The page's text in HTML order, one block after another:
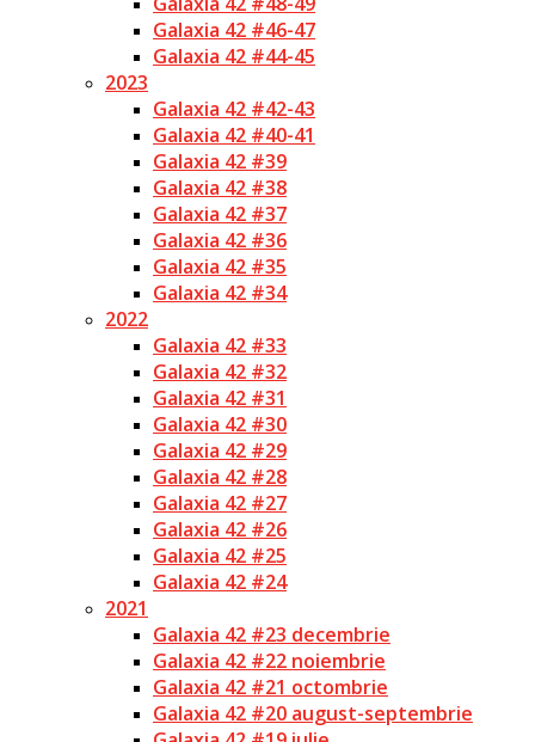
Galaxia 42 #46-47
Galaxia 42 #44-45
2023
Galaxia 42 #42-43
Galaxia 42 #40-41
Galaxia 42 #39
Galaxia 42 #38
Galaxia 42 #37
Galaxia 42 #36
Galaxia 42 #35
Galaxia 42 #34
2022
Galaxia 42 #33
Galaxia 42 #32
Galaxia 42 #31
Galaxia 42 #30
Galaxia 42 #29
Galaxia 42 #28
Galaxia 42 #27
Galaxia 42 #26
Galaxia 42 #25
Galaxia 42 #24
2021
Galaxia 42 #23 decembrie
Galaxia 42 #22 noiembrie
Galaxia 42 #21 octombrie
Galaxia 42 #20 august-septembrie